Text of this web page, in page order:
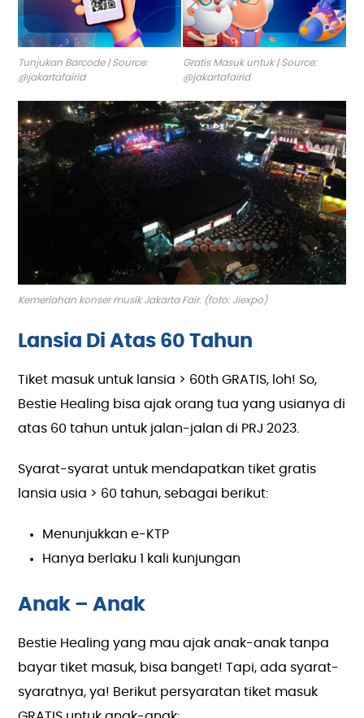
Tunjukan Barcode | Source:
@jakartafairid
Gratis Masuk untuk | Source:
@jakartafairid
Kemeriahan konser musik Jakarta Fair. (foto: Jiexpo)
Lansia Di Atas 60 Tahun
Tiket masuk untuk lansia > 60th GRATIS, loh! So,
Bestie Healing bisa ajak orang tua yang usianya di
atas 60 tahun untuk jalan-jalan di PRJ 2023.
Syarat-syarat untuk mendapatkan tiket gratis
lansia usia > 60 tahun, sebagai berikut:
Menunjukkan e-KTP
Hanya berlaku 1 kali kunjungan
Anak – Anak
Bestie Healing yang mau ajak anak-anak tanpa
bayar tiket masuk, bisa banget! Tapi, ada syarat-
syaratnya, ya! Berikut persyaratan tiket masuk